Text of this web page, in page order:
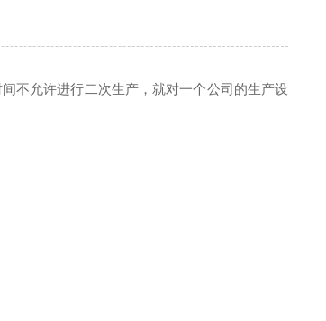
不允许进行二次生产，就对一个公司的生产设